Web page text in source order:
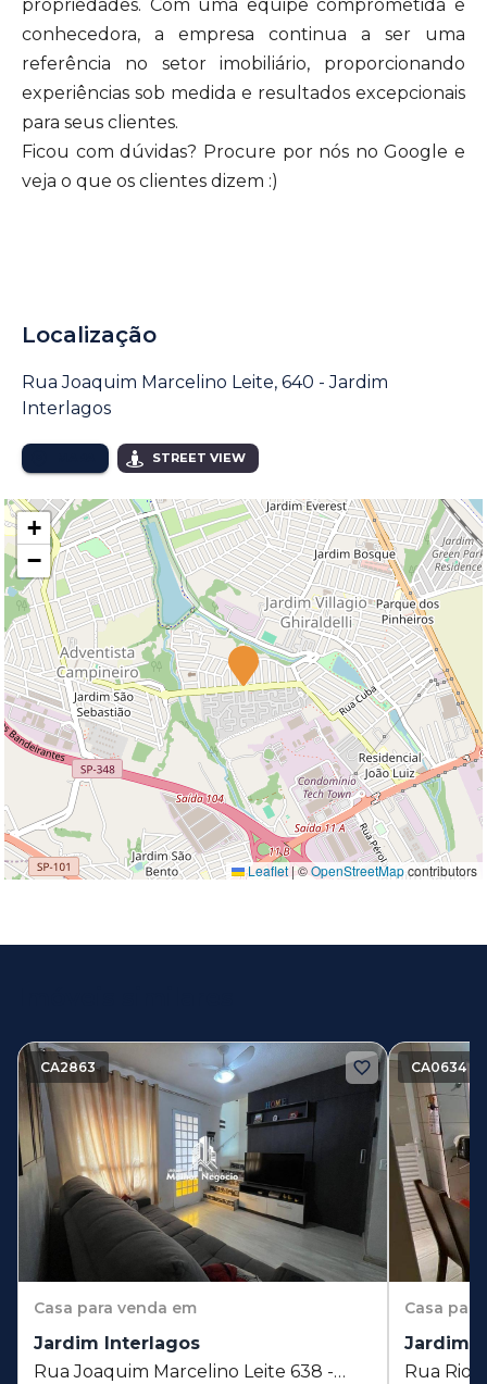
propriedades. Com uma equipe comprometida e
conhecedora, a empresa continua a ser uma
referência no setor imobiliário, proporcionando
experiências sob medida e resultados excepcionais
para seus clientes.
Ficou com dúvidas? Procure por nós no Google e
veja o que os clientes dizem :)
Localização
Rua Joaquim Marcelino Leite, 640 - Jardim
Interlagos
STREET VIEW
+
−
Leaflet |©OpenStreetMapcontributors
CA2863
Casa para venda em
Jardim Interlagos
Rua Joaquim Marcelino Leite 638 -
CA0634
Casa
Jardim
Rua Rio